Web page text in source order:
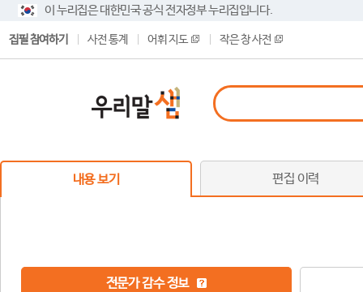
이 누리집은 대한민국 공식 전자정부 누리집입니다.
집필 참여하기 사전 통계 어휘 지도 작은 창 사전
내용 보기 편집 이력
전문가 감수 정보